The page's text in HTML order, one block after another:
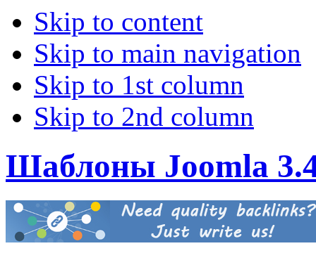
Skip to content
Skip to main navigation
Skip to 1st column
Skip to 2nd column
Шаблоны Joomla